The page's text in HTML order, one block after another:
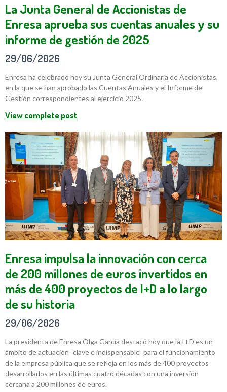
La Junta General de Accionistas de
Enresa aprueba sus cuentas anuales y su
informe de gestión de 2025
29/06/2026
Enresa ha celebrado hoy su Junta General Ordinaria de Accionistas,
en la que se han aprobado las Cuentas Anuales y el Informe de
Gestión correspondientes al ejercicio 2025.
View complete post
Enresa impulsa la innovación con cerca
de 200 millones de euros invertidos en
más de 400 proyectos de I+D a lo largo
de su historia
29/06/2026
La presidenta de Enresa Olga García destacó hoy que la I+D es un
ámbito de actuación “clave e indispensable” para el funcionamiento
de la empresa pública que se refleja en los más de 400 proyectos
desarrollados en las últimas cuatro décadas con una inversión
cercana a 200 millones de euros.